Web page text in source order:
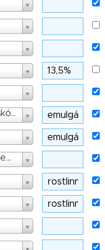
E476 - Polyglycerolpolyricinoleát - skóre: 3
kakaový prášek se sníženým obsahem tuku